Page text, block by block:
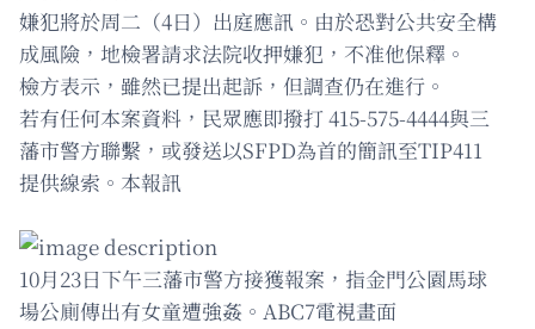
嫌犯將於周二（4日）出庭應訊。由於恐對公共安全構
成風險，地檢署請求法院收押嫌犯，不准他保釋。
檢方表示，雖然已提出起訴，但調查仍在進行。
若有任何本案資料，民眾應即撥打 415-575-4444與三
藩市警方聯繫，或發送以SFPD為首的簡訊至TIP411
提供線索。本報訊
10月23日下午三藩市警方接獲報案，指金門公園馬球
場公廁傳出有女童遭強姦。ABC7電視畫面